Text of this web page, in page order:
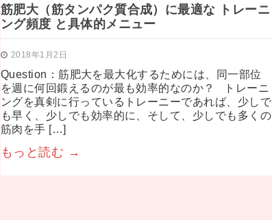
筋肥大（筋タンパク質合成）に最適な トレーニ
ング頻度 と具体的メニュー
2018年1月2日
Question：筋肥大を最大化するためには、同一部位
を週に何回鍛えるのが最も効率的なのか？ トレーニ
ングを真剣に行っているトレーニーであれば、少しで
も早く、少しでも効率的に、そして、少しでも多くの
筋肉を手 […]
もっと読む →